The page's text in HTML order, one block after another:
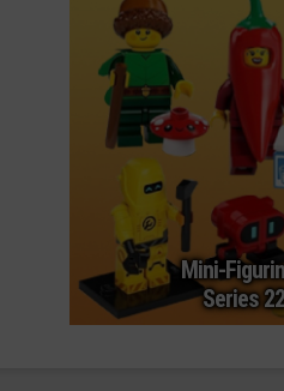
Mini-
Series 22